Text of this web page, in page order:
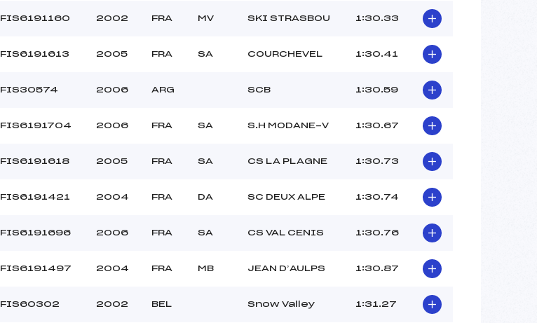
FIS6191160 2002 FRA MV SKI STRASBOU 1:30.33
FIS6191613 2005 FRA SA COURCHEVEL 1:30.41
FIS30574 2006 ARG SCB 1:30.59
FIS6191704 2006 FRA SA S.H MODANE-V 1:30.67
FIS6191618 2005 FRA SA CS LA PLAGNE 1:30.73
FIS6191421 2004 FRA DA SC DEUX ALPE 1:30.74
FIS6191696 2006 FRA SA CS VAL CENIS 1:30.76
FIS6191497 2004 FRA MB JEAN D’AULPS 1:30.87
FIS60302 2002 BEL Snow Valley 1:31.27